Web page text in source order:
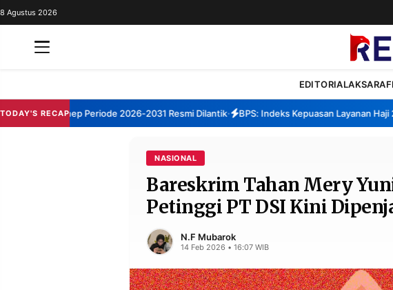
REDAKSI
8 Agustus 2026
EDITORIALAKSARA
TODAY'S RECAP
Sumenep Periode 2026-2031 Resmi Dilantik• BPS: Indeks Kepuasan Layanan Haji
NASIONAL
Bareskrim Tahan Mery
Petinggi PT DSI Kini
N.F Mubarok
14 Feb 2026 • 16:07 WIB